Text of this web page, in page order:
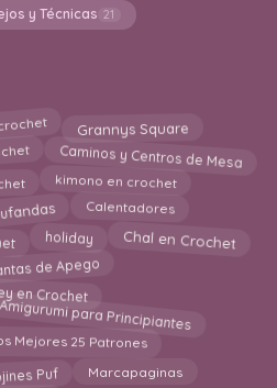
y Técnicas 21
Grannys Square
Caminos y Centros de Mesa
kimono en crochet
Calentadores
holiday Chal en Crochet
de Apego
en Crochet
para Principiantes
Mejores 25 Patrones
Puf Marcapaginas